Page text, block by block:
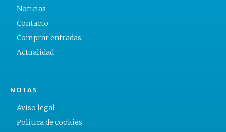
Noticias
Contacto
Comprar entradas
Actualidad
NOTAS
Aviso legal
Política de cookies